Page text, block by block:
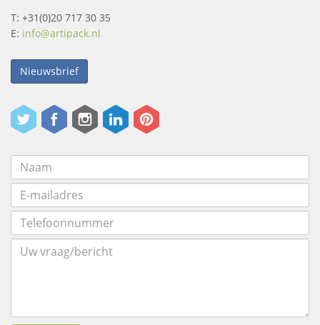
T: +31(0)20 717 30 35
E: info@artipack.nl
Nieuwsbrief